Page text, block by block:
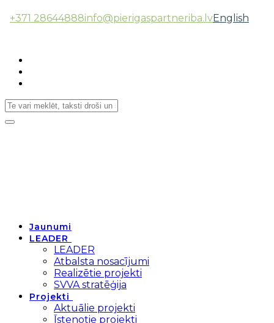
+371 28644888info@pierigaspartneriba.lvEnglish
Toggle
Jaunumi
LEADER
LEADER
Atbalsta nosacījumi
Realizētie projekti
SVVA stratēģija
Projekti
Aktuālie projekti
Īstenotie projekti